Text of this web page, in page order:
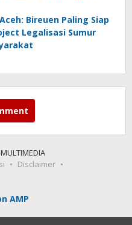
Bireuen Paling Siap
Legalisasi Sumur
Disclaimer
AMP